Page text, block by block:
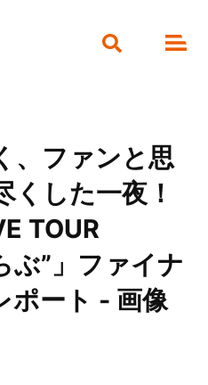
、ファンと思
くした一夜！
TOUR
ぶ”」ファイナ
ポート - 画像